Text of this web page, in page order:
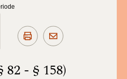
82 - § 158)